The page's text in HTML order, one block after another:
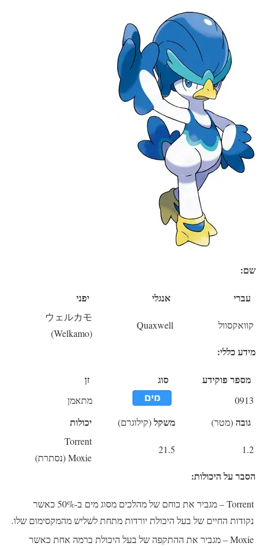
שם:
עברי אנגלי יפני
קוואקסוול Quaxwell
ウェルカモ
(Welkamo)
מידע כללי:
מספר פוקידע סוג זן
0913 מתאמן
גובה(מטר) משקל(קילוגרם) יכולות
1.2
21.5
Torrent
Moxie (נסתרת)
הסבר על היכולות:
Torrent
– מגביר את כוחם של מהלכים מסוג מים ב-50% כאשר
נקודות החיים של בעל היכולת יורדות מתחת לשליש מהמקסימום שלו.
Moxie– מגביר את ההתקפה של בעל היכולת ברמה אחת כאשר